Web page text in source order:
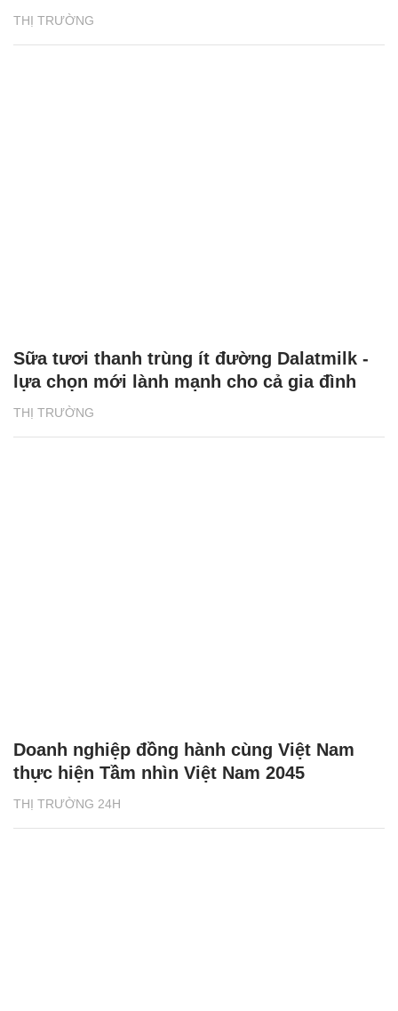
THỊ TRƯỜNG
THỊ TRƯỜNG
Sữa tươi thanh trùng ít đường Dalatmilk -
lựa chọn mới lành mạnh cho cả gia đình
THỊ TRƯỜNG 24H
Doanh nghiệp đồng hành cùng Việt Nam
thực hiện Tầm nhìn Việt Nam 2045